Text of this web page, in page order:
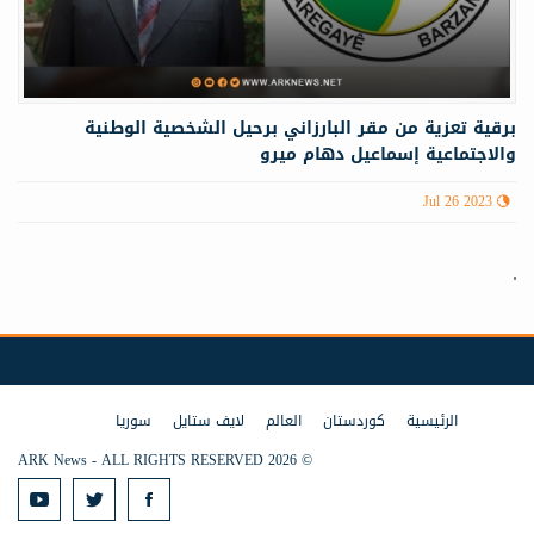
برقية تعزية من مقر البارزاني برحيل الشخصية الوطنية
والاجتماعية إسماعيل دهام ميرو
Jul 26 2023
الرئيسية كوردستان العالم لايف ستايل
سوريا
© 2026 ARK News - ALL RIGHTS RESERVED